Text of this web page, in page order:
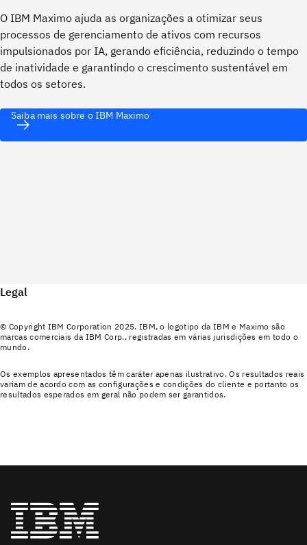
O IBM Maximo ajuda as organizações a otimizar seus
processos de gerenciamento de ativos com recursos
impulsionados por IA, gerando eficiência, reduzindo o tempo
de inatividade e garantindo o crescimento sustentável em
todos os setores.
Saiba mais sobre o IBM Maximo
Legal
© Copyright IBM Corporation 2025. IBM, o logotipo da IBM e Maximo são
marcas comerciais da IBM Corp., registradas em várias jurisdições em todo o
mundo.
Os exemplos apresentados têm caráter apenas ilustrativo. Os resultados reais
variam de acordo com as configurações e condições do cliente e portanto os
resultados esperados em geral não podem ser garantidos.